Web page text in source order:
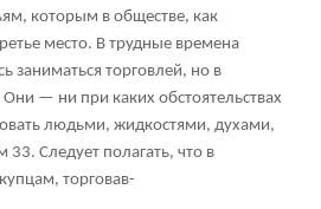
которым в обществе, как
место. В трудные времена
заниматься торговлей, но в
— ни при каких обстоятельствах
людьми, жидкостями, духами,
33. Следует полагать, что в
торговав-